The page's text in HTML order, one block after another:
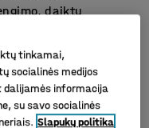
daiktų
batų laikymo
plotą ir padeda
–
kurie
tinkamai,
socialinės medijos
dalijamės informacija
su savo socialinės
Slapukų politika